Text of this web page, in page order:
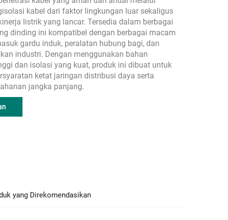
kabel dari faktor lingkungan luar sekaligus
listrik yang lancar. Tersedia dalam berbagai
dinding ini kompatibel dengan berbagai macam
gardu induk, peralatan hubung bagi, dan
industri. Dengan menggunakan bahan
dan isolasi yang kuat, produk ini dibuat untuk
ketat jaringan distribusi daya serta
jangka panjang.
yang Direkomendasikan